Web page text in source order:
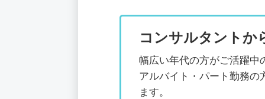
コンサルタントか
幅広い年代の方がご活躍中
アルバイト・パート勤務の
ます。